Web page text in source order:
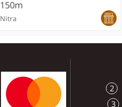
150m
Nitra